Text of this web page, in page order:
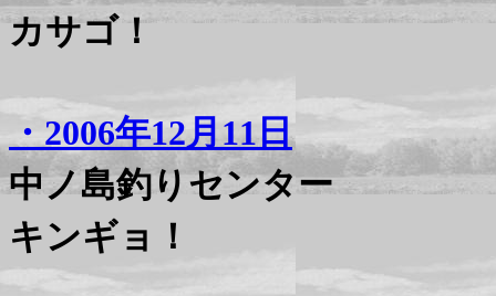
カサゴ！
・2006年12月11日
中ノ島釣りセンター
キンギョ！